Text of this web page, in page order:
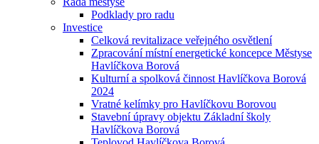
Podklady pro radu
Investice
Celková revitalizace veřejného osvětlení
Zpracování místní energetické koncepce Městyse
Havlíčkova Borová
Kulturní a spolková činnost Havlíčkova Borová
2024
Vratné kelímky pro Havlíčkovu Borovou
Stavební úpravy objektu Základní školy
Havlíčkova Borová